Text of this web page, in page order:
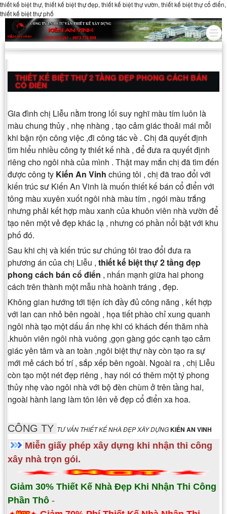
thiết kế biệt thự, thiết kế biệt thự đẹp, thiết kế biệt thự vườn, thiết kế biệt thự cổ điển,
thiết kế biệt thự phố
THIẾT KẾ BIỆT THỰ 2 TẦNG ĐẸP PHONG CÁCH BÁN
CỔ ĐIỂN
Gia đình chị Liễu nằm trong lối suy nghĩ màu tím luôn là
màu chung thủy , nhẹ nhàng , tạo cảm giác thoải mái mỗi
khi bận rộn công việc ,đi công tác về . Chị đã quyết định
tìm hiểu nhiều công ty thiết kế nhà , để đưa ra quyết định
riêng cho ngôi nhà của mình . Thật may mắn chị đã tìm đến
được công ty Kiến An Vinh chúng tôi , chị đã trao đổi với
kiến trúc sư Kiến An Vinh là muốn thiết kế bán cổ điển với
tông màu xuyên xuốt ngôi nhà màu tím , ngói màu trắng
nhưng phải kết hợp màu xanh của khuôn viên nhà vườn để
tạo nên một vẻ đẹp khác lạ , nhưng có phần nổi bật với khu
phố đó.
Sau khi chị và kiến trúc sư chúng tôi trao đổi đưa ra
phương án của chị Liễu , thiết kế biệt thự 2 tầng đẹp
phong cách bán cổ điển , nhấn mạnh giữa hai phong
cách trên thành một mẫu nhà hoành tráng , đẹp.
Không gian hướng tới tiện ích đầy đủ công năng , kết hợp
với lan can nhỏ bên ngoài , họa tiết phào chỉ xung quanh
ngôi nhà tạo một dấu ấn nhẹ khi có khách đến thăm nhà
.khuôn viên ngôi nhà vuông ,gọn gàng góc cạnh tạo cảm
giác yên tâm và an toàn ,ngôi biệt thự này còn tạo ra sự
mới mẻ cách bố trí , sắp xếp bên ngoài. Ngoài ra , chị Liễu
còn tạo một nét đẹp riêng , hay nói có thêm một tý phong
thủy nhẹ vào ngôi nhà với bộ đèn chùm ở trên tầng hai,
ngoài hành lang làm tôn lên vẻ đẹp cổ điển xa hoa.
CÔNG TY TƯ VẤN THIẾT KẾ NHÀ ĐẸP XÂY DỰNGKIẾN AN VINH
Miễn giấy phép xây dựng khi nhận thi công
xây nhà trọn gói.
Giảm 30% Thiết Kế Nhà Đẹp Khi Nhận Thi Công
Phần Thô -